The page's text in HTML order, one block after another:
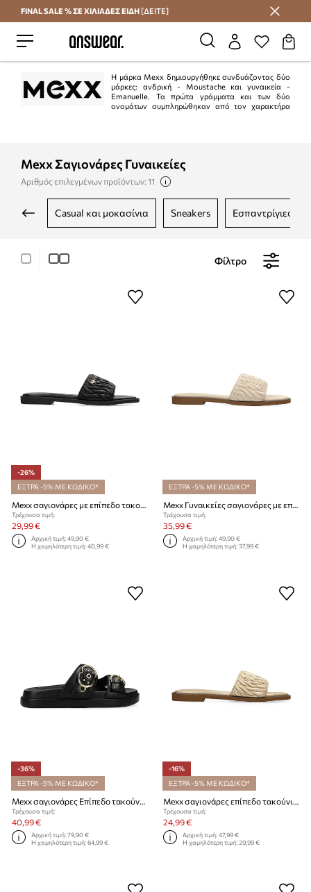
Εξοικονομήστε με το Answear Club
FINAL SALE % ΣΕ ΧΙΛΙΑΔΕΣ ΕΙΔΗ [ΔΕΙΤΕ]
Η μάρκα Mexx δημιουργήθηκε συνδυάζοντας δύο
μάρκες: ανδρική - Moustache και γυναικεία -
Emanuelle. Τα πρώτα γράμματα και των δύο
ονομάτων συμπληρώθηκαν από τον χαρακτήρα
Mexx Σαγιονάρες Γυναικείες
Αριθμός επιλεγμένων προϊόντων: 11
casual και μοκασίνια sneakers εσπαντρίγιες
Φίλτρο
-26%
ΕΞΤΡΑ -5% ΜΕ ΚΩΔΙΚΟ*
Mexx σαγιονάρες με επίπεδο τακούνι Γυναικείες TULLA ZUMO Sandal
Τρέχουσα τιμή:
29,99 €
Αρχική τιμή:49,90 €
Η χαμηλότερη τιμή:40,99 €
ΕΞΤΡΑ -5% ΜΕ ΚΩΔΙΚΟ*
Mexx Γυναικείες σαγιονάρες με επίπεδο τακούνι TULLA ZUMO Sandal
Τρέχουσα τιμή:
35,99 €
Αρχική τιμή:49,90 €
Η χαμηλότερη τιμή:37,99 €
-36%
ΕΞΤΡΑ -5% ΜΕ ΚΩΔΙΚΟ*
Mexx σαγιονάρες Επίπεδο τακούνι Γυναικείες TOMA SIKIEL Sandal
Τρέχουσα τιμή:
40,99 €
Αρχική τιμή:79,90 €
Η χαμηλότερη τιμή:64,99 €
-16%
ΕΞΤΡΑ -5% ΜΕ ΚΩΔΙΚΟ*
Mexx σαγιονάρες επίπεδο τακούνι γυναικείες TULLA ZUMO Sandal
Τρέχουσα τιμή:
24,99 €
Αρχική τιμή:47,99 €
Η χαμηλότερη τιμή:29,99 €